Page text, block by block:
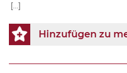
[...]
Hinzufügen zu